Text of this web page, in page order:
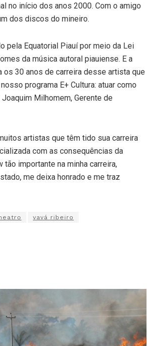
no início dos anos 2000. Com o amigo
dos discos do mineiro.
pela Equatorial Piauí por meio da Lei
da música autoral piauiense. E a
os 30 anos de carreira desse artista que
programa E+ Cultura: atuar como
Milhomem, Gerente de
artistas que têm tido sua carreira
com as consequências da
importante na minha carreira,
me deixa honrado e me traz
vavá ribeiro